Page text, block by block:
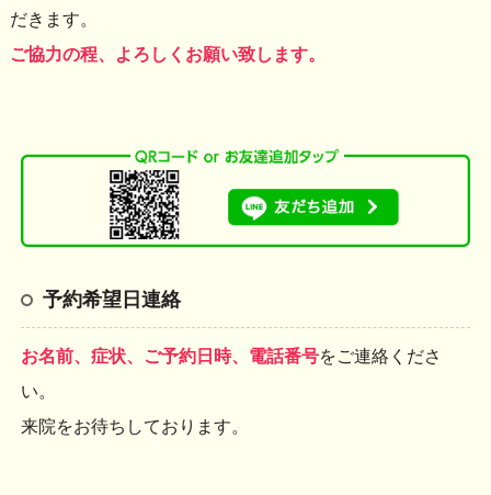
だきます。
ご協力の程、よろしくお願い致します。
予約希望日連絡
お名前、症状、ご予約日時、電話番号をご連絡くださ
い。
来院をお待ちしております。